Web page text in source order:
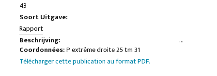
43
Soort Uitgave:
Rapport
Beschrijving:
FRONT NATIONAL DE LA JEUNESSE
Coordonnées:P extrême droite 25 tm 31
Télécharger cette publication au format PDF.